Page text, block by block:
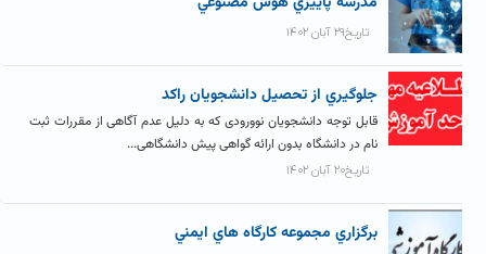
تاریخ۲۹ آبان ۱۴۰۲
جلوگيري از تحصيل دانشجويان راکد
قابل توجه دانشجویان نوورودی که به دلیل عدم آگاهی از مقررات ثبت
نام در دانشگاه بدون ارائه گواهی پیش دانشگاهی...
تاریخ۲۰ آبان ۱۴۰۲
برگزاري مجموعه کارگاه هاي ايمني